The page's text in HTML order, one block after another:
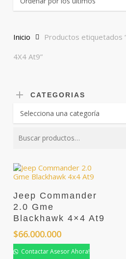
Inicio
Productos etiquetados
4X4 At9”
CATEGORIAS
por:
Jeep Commander
2.0 Gme
Blackhawk 4×4 At9
$66.000.000
Contactar Asesor Ahora!